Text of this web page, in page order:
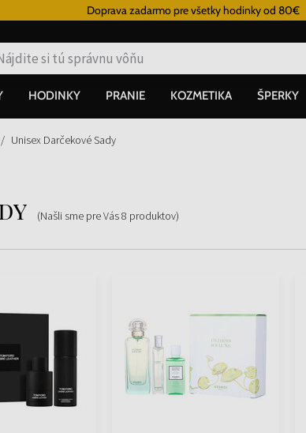
Doprava zadarmo pre všetky hodinky od 80€
HODINKY PRANIE KOZMETIKA ŠPERKY
Unisex Darčekové Sady
(Našli sme pre Vás8 produktov)